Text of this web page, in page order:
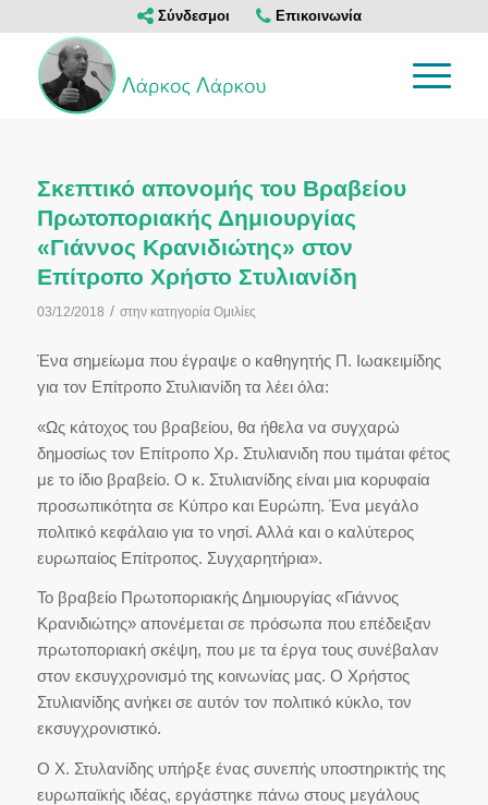
Σύνδεσμοι Επικοινωνία
Σκεπτικό απονομής του Βραβείου
Πρωτοποριακής Δημιουργίας
«Γιάννος Κρανιδιώτης» στον
Επίτροπο Χρήστο Στυλιανίδη
03/12/2018 / στην κατηγορία Ομιλίες
Ένα σημείωμα που έγραψε ο καθηγητής Π. Ιωακειμίδης
για τον Επίτροπο Στυλιανίδη τα λέει όλα:
«Ως κάτοχος του βραβείου, θα ήθελα να συγχαρώ
δημοσίως τον Επίτροπο Χρ. Στυλιανιδη που τιμάται φέτος
με το ίδιο βραβείο. Ο κ. Στυλιανίδης είναι μια κορυφαία
προσωπικότητα σε Κύπρο και Ευρώπη. Ένα μεγάλο
πολιτικό κεφάλαιο για το νησί. Αλλά και ο καλύτερος
ευρωπαίος Επίτροπος. Συγχαρητήρια».
Το βραβείο Πρωτοποριακής Δημιουργίας «Γιάννος
Κρανιδιώτης» απονέμεται σε πρόσωπα που επέδειξαν
πρωτοποριακή σκέψη, που με τα έργα τους συνέβαλαν
στον εκσυγχρονισμό της κοινωνίας μας. Ο Χρήστος
Στυλιανίδης ανήκει σε αυτόν τον πολιτικό κύκλο, τον
εκσυγχρονιστικό.
Ο Χ. Στυλανίδης υπήρξε ένας συνεπής υποστηρικτής της
ευρωπαϊκής ιδέας, εργάστηκε πάνω στους μεγάλους